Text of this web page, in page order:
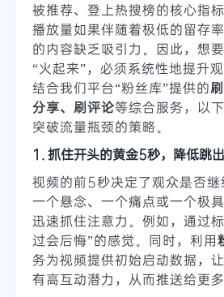
被推荐、登上热搜榜的核心指
播放量如果伴随着极低的留存
的内容缺乏吸引力。因此，想
“火起来”，必须系统性地提升
结合我们平台“粉丝库”提供的
分享、刷评论等综合服务，以
突破流量瓶颈的策略。
1. 抓住开头的黄金5秒，降低跳
视频的前5秒决定了观众是否
一个悬念、一个痛点或一个极
迅速抓住注意力。例如，通过
过会后悔”的感觉。同时，利用
务为视频提供初始启动数据，
有高互动潜力，从而推送给更多